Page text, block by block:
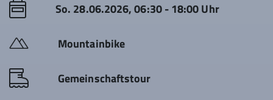
So. 28.06.2026, 06:30 - 18:00 Uhr
Mountainbike
Gemeinschaftstour